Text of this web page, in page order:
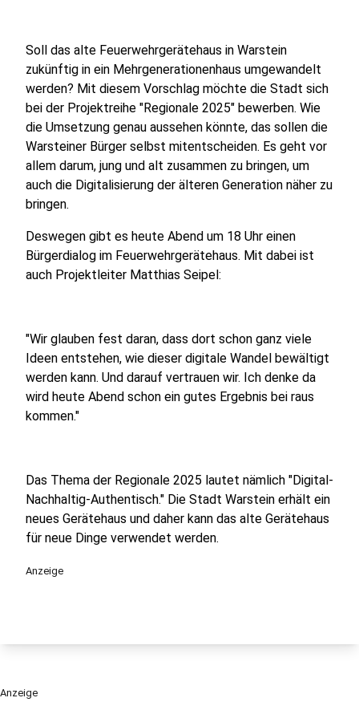
Soll das alte Feuerwehrgerätehaus in Warstein
zukünftig in ein Mehrgenerationenhaus umgewandelt
werden? Mit diesem Vorschlag möchte die Stadt sich
bei der Projektreihe "Regionale 2025" bewerben. Wie
die Umsetzung genau aussehen könnte, das sollen die
Warsteiner Bürger selbst mitentscheiden. Es geht vor
allem darum, jung und alt zusammen zu bringen, um
auch die Digitalisierung der älteren Generation näher zu
bringen.
Deswegen gibt es heute Abend um 18 Uhr einen
Bürgerdialog im Feuerwehrgerätehaus. Mit dabei ist
auch Projektleiter Matthias Seipel:
"Wir glauben fest daran, dass dort schon ganz viele
Ideen entstehen, wie dieser digitale Wandel bewältigt
werden kann. Und darauf vertrauen wir. Ich denke da
wird heute Abend schon ein gutes Ergebnis bei raus
kommen."
Das Thema der Regionale 2025 lautet nämlich "Digital-
Nachhaltig-Authentisch." Die Stadt Warstein erhält ein
neues Gerätehaus und daher kann das alte Gerätehaus
für neue Dinge verwendet werden.
Anzeige
Anzeige